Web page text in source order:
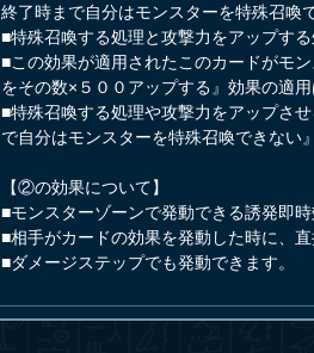
終了時まで自分はモンスターを特殊召喚
■特殊召喚する処理と攻撃力をアップす
■この効果が適用されたこのカードがモ
をその数×５００アップする』効果の適用
■特殊召喚する処理や攻撃力をアップさ
で自分はモンスターを特殊召喚できない
【②の効果について】
■モンスターゾーンで発動できる誘発即時
■相手がカードの効果を発動した時に、
■ダメージステップでも発動できます。